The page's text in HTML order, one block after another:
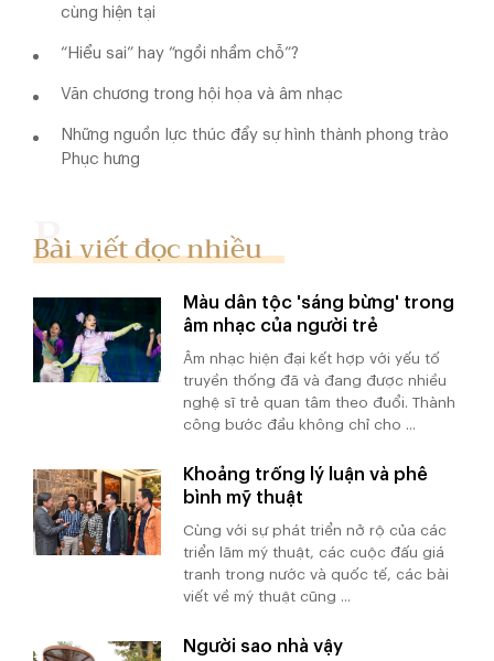
cùng hiện tại
“Hiểu sai” hay “ngồi nhầm chỗ”?
Văn chương trong hội họa và âm nhạc
Những nguồn lực thúc đẩy sự hình thành phong trào
Phục hưng
Bài viết đọc nhiều
Màu dân tộc 'sáng bừng' trong
âm nhạc của người trẻ
Âm nhạc hiện đại kết hợp với yếu tố
truyền thống đã và đang được nhiều
nghệ sĩ trẻ quan tâm theo đuổi. Thành
công bước đầu không chỉ cho ...
Khoảng trống lý luận và phê
bình mỹ thuật
Cùng với sự phát triển nở rộ của các
triển lãm mỹ thuật, các cuộc đấu giá
tranh trong nước và quốc tế, các bài
viết về mỹ thuật cũng ...
Người sao nhà vậy